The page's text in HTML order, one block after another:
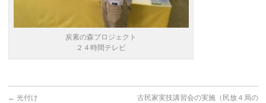
炭素の森プロジェクト
２４時間テレビ
← 光付け
古民家実技講習会の実施（民放４局の